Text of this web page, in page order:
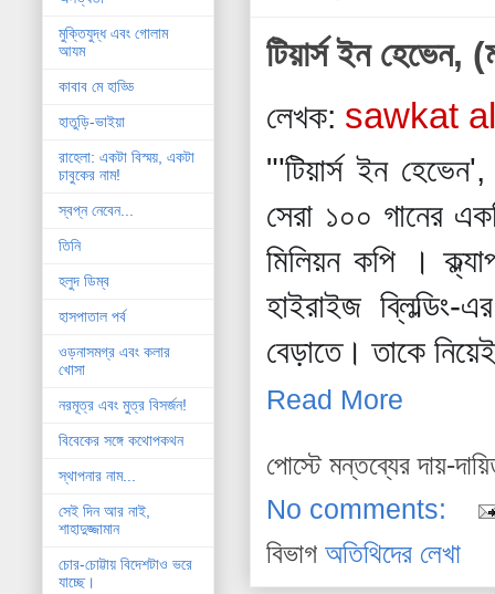
টিয়ার্স ইন হেভেন,
লেখক: sawkat
"'টিয়ার্স ইন
সেরা ১০০ গানের
মিলিয়ন কপি ।
হাইরাইজ
বেড়াতে।তাকে
Read More
পোস্টে মন্তব্যের দায়-
No comments:
বিভাগঅতিথিদের লেখা
মুক্তিযুদ্ধ এবং গোলাম
আযম
কাবাব মে হাড্ডি
হাতুড়ি-ভাইয়া
রাহেলা: একটা বিস্ময়, একটা
চাবুকের নাম!
স্বপ্ন নেবেন...
তিনি
হলুদ ডিম্ব
হাসপাতাল পর্ব
ওড়নাসমগ্র এবং কলার
খোসা
নরমূত্র এবং মুত্র বিসর্জন!
বিবেকের সঙ্গে কথোপকথন
স্থাপনার নাম...
সেই দিন আর নাই,
শাহাদুজ্জামান
চোর-চোট্টায় বিদেশটাও ভরে
যাচ্ছে।